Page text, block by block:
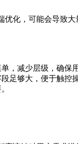
化，可能会导致
，减少层级，确保
足够大，便于触控操